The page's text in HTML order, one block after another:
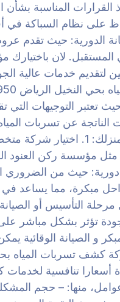
المناسبة بشأن
على نظام السباكة في
الدورية: حيث تقدم
لان باختيارك
لتقديم خدمات عالية
تعتبر التوجيهات التي
الناتجة عن تسربات
الإرشادات الأساسية التي تساعدك في الحفاظ
مؤسسة ركن العنود
ثم إجراء فحوصات دورية: حيث من
مبكرة، مما يساعد في
خلال مرحلة التأسيس أو
تؤثر بشكل مباشر
و الصيانة الوقائية
كشف تسربات المياه
أسعارا تنافسية
منها: – حجم